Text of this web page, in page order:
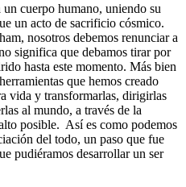
cuerpo humano, uniendo su
un acto de sacrificio cósmico.
nosotros debemos renunciar a
significa que debamos tirar por
hasta este momento. Más bien
que hemos creado
vida y transformarlas, dirigirlas
al mundo, a través de la
posible. Así es como podemos
del todo, un paso que fue
pudiéramos desarrollar un ser